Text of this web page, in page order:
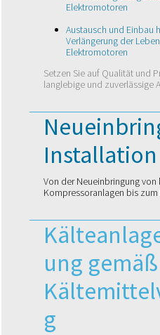
Elektromotoren
Austausch und Einbau
Verlängerung der
Elektromotoren
Setzen Sie auf Qualität und
langlebige und zuverlässige
Installation
Von der Neueinbringung
Kompressoranlagen bis
ung
g